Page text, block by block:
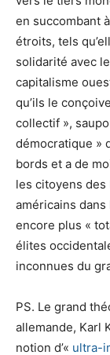
en succombant
étroits, tels
solidarité avec
capitalisme
qu’ils le
collectif »,
démocratique »
bords et a de
les citoyens
américains
encore plus «
élites
inconnues du
PS. Le grand
allemande, Karl
notion d’« ultra-